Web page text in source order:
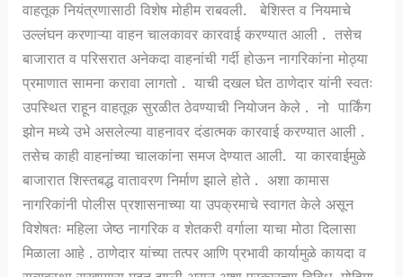
वाहतूक नियंत्रणासाठी विशेष मोहीम राबवली. बेशिस्त व नियमाचे
उल्लंघन करणाऱ्या वाहन चालकावर कारवाई करण्यात आली . तसेच
बाजारात व परिसरात अनेकदा वाहनांची गर्दी होऊन नागरिकांना मोठ्या
प्रमाणात सामना करावा लागतो . याची दखल घेत ठाणेदार यांनी स्वतः
उपस्थित राहून वाहतूक सुरळीत ठेवण्याची नियोजन केले . नो पार्किंग
झोन मध्ये उभे असलेल्या वाहनावर दंडात्मक कारवाई करण्यात आली .
तसेच काही वाहनांच्या चालकांना समज देण्यात आली. या कारवाईमुळे
बाजारात शिस्तबद्ध वातावरण निर्माण झाले होते . अशा कामास
नागरिकांनी पोलीस प्रशासनाच्या या उपक्रमाचे स्वागत केले असून
विशेषतः महिला जेष्ठ नागरिक व शेतकरी वर्गाला याचा मोठा दिलासा
मिळाला आहे . ठाणेदार यांच्या तत्पर आणि प्रभावी कार्यामुळे कायदा व